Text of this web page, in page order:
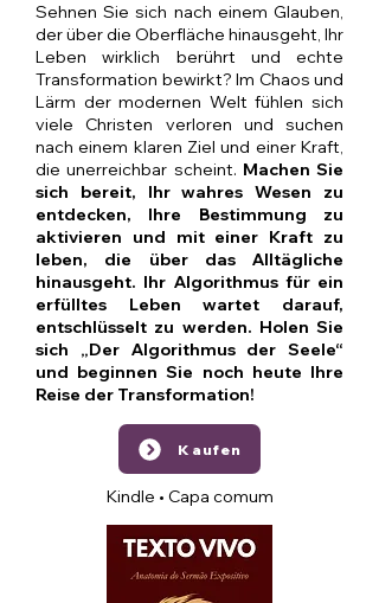
Sehnen Sie sich nach einem Glauben,
der über die Oberfläche hinausgeht, Ihr
Leben wirklich berührt und echte
Transformation bewirkt? Im Chaos und
Lärm der modernen Welt fühlen sich
viele Christen verloren und suchen
nach einem klaren Ziel und einer Kraft,
die unerreichbar scheint. Machen Sie
sich bereit, Ihr wahres Wesen zu
entdecken, Ihre Bestimmung zu
aktivieren und mit einer Kraft zu
leben, die über das Alltägliche
hinausgeht. Ihr Algorithmus für ein
erfülltes Leben wartet darauf,
entschlüsselt zu werden. Holen Sie
sich „Der Algorithmus der Seele“
und beginnen Sie noch heute Ihre
Reise der Transformation!
Kaufen
Kindle • Capa comum